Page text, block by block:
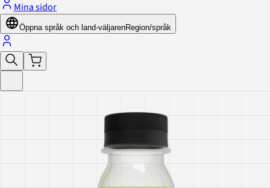
Mina sidor
Öppna språk och land-väljarenRegion/språk